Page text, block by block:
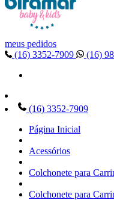
meus pedidos
(16) 3352-7909
(16)
(16) 3352-7909
Página Inicial
Acessórios
Colchonete para
Colchonete para